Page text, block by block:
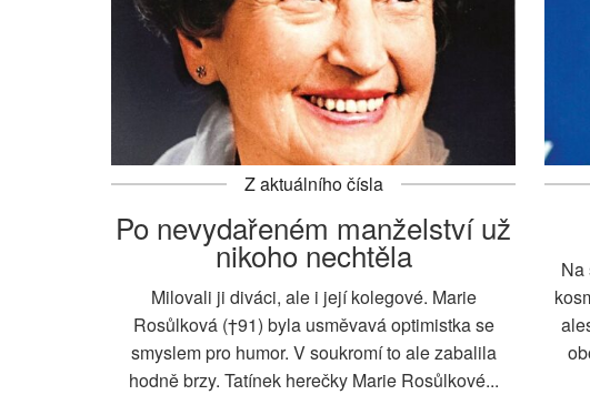
Z aktuálního čísla
Po nevydařeném manželství už
nikoho nechtěla
Milovali ji diváci, ale i její kolegové. Marie
Rosůlková (†91) byla usměvavá optimistka se
smyslem pro humor. V soukromí to ale zabalila
hodně brzy. Tatínek herečky Marie Rosůlkové...
Na